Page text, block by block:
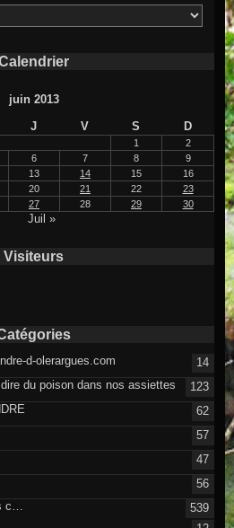
juin 2013
J V S D
1
2
6 7 8
9
13 14 15
16
20 21 22
23
27 28 29 30
Juil »
Visiteurs
d-olerargues.com
14
du poison dans nos assiettes
123
62
57
47
56
c…
539